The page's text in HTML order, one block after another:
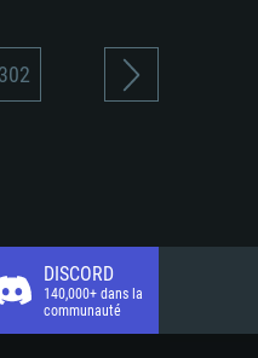
302
DISCORD
140,000+ dans la
communauté